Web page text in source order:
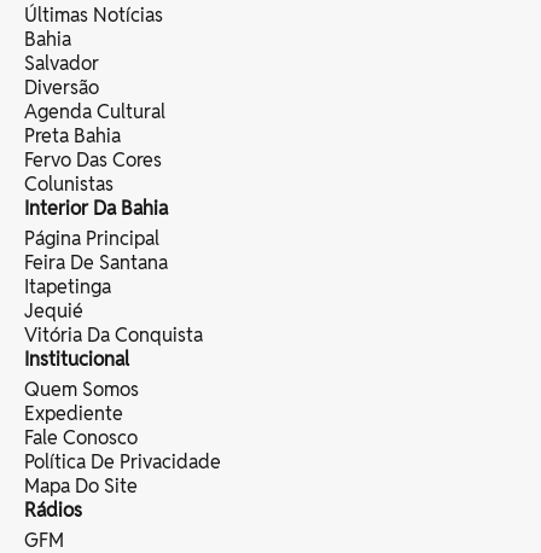
Últimas Notícias
Bahia
Salvador
Diversão
Agenda Cultural
Preta Bahia
Fervo Das Cores
Colunistas
Interior Da Bahia
Página Principal
Feira De Santana
Itapetinga
Jequié
Vitória Da Conquista
Institucional
Quem Somos
Expediente
Fale Conosco
Política De Privacidade
Mapa Do Site
Rádios
GFM